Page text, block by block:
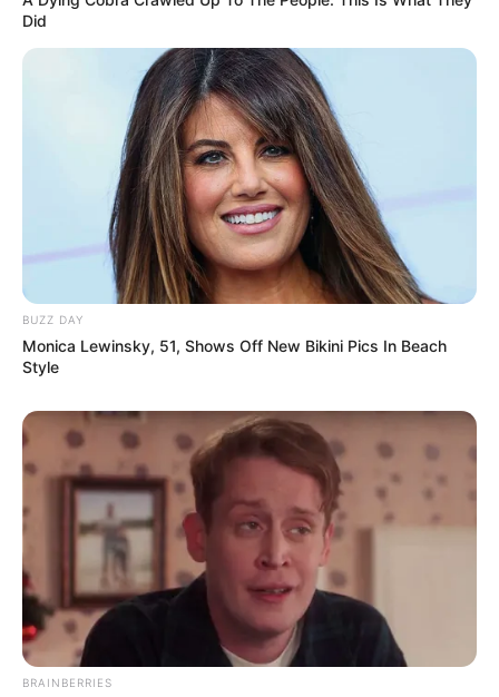
Did
BUZZ DAY
Monica Lewinsky, 51, Shows Off New Bikini Pics In Beach
Style
BRAINBERRIES